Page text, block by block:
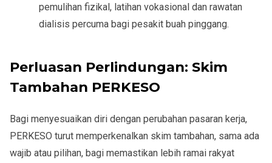
pemulihan fizikal, latihan vokasional dan rawatan
dialisis percuma bagi pesakit buah pinggang.
Perluasan Perlindungan: Skim
Tambahan PERKESO
Bagi menyesuaikan diri dengan perubahan pasaran kerja,
PERKESO turut memperkenalkan skim tambahan, sama ada
wajib atau pilihan, bagi memastikan lebih ramai rakyat